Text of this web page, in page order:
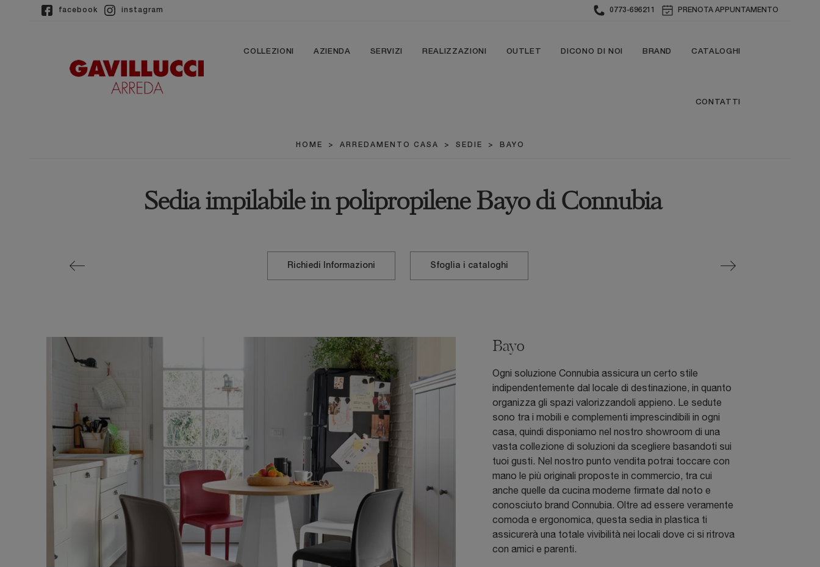
facebook instagram 0773-696211 PRENOTA APPUNTAMENTO
COLLEZIONI AZIENDA SERVIZI REALIZZAZIONI OUTLET DICONO DI NOI BRAND CATALOGHI
CONTATTI
HOME > ARREDAMENTO CASA > SEDIE > BAYO
Sedia impilabile in polipropilene Bayo di Connubia
Richiedi Informazioni Sfoglia i cataloghi
Bayo
Ogni soluzione Connubia assicura un certo stile
indipendentemente dal locale di destinazione, in quanto
organizza gli spazi valorizzandoli appieno. Le sedute
sono tra i mobili e complementi imprescindibili in ogni
casa, quindi disponiamo nel nostro showroom di una
vasta collezione di soluzioni da scegliere basandoti sui
tuoi gusti. Nel nostro punto vendita potrai toccare con
mano le più originali proposte in commercio, tra cui
anche quelle da cucina moderne firmate dal noto e
conosciuto brand Connubia. Oltre ad essere veramente
comoda e ergonomica, questa sedia in plastica ti
assicurerà una totale vivibilità nei locali dove ci si ritrova
con amici e parenti.